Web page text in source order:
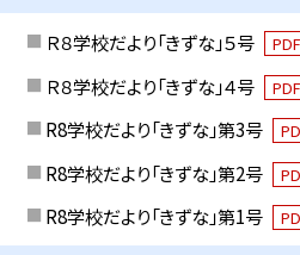
Ｒ８学校だより「きずな」５号 PDF
Ｒ８学校だより「きずな」４号
PDF
R8学校だより「きずな」第3号
R8学校だより「きずな」第2号
R8学校だより「きずな」第1号